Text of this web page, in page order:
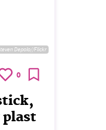
Depolo//Flickr
0